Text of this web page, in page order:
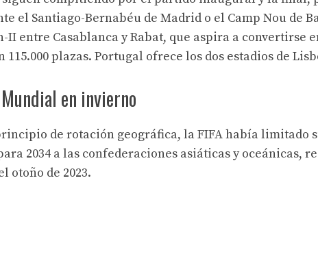
el Santiago-Bernabéu de Madrid o el Camp Nou de
II entre Casablanca y Rabat, que aspira a convertirse
115.000 plazas. Portugal ofrece los dos estadios de
en invierno
de rotación geográfica, la FIFA había limitado
2034 a las confederaciones asiáticas y oceánicas,
otoño de 2023.